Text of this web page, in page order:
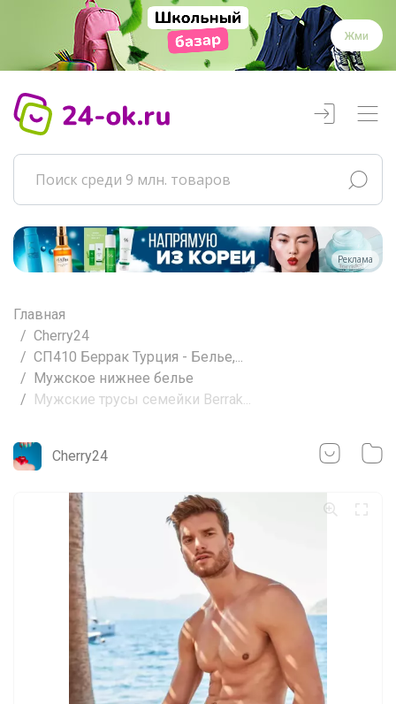
Жми
Реклама
Главная
Cherry24
СП410 Беррак Турция - Белье,...
Мужское нижнее белье
Мужские трусы семейки Berrak...
Cherry24